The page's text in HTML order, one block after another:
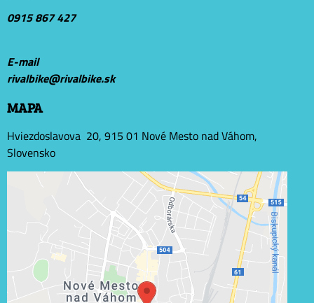
0915 867 427
E-mail
rivalbike@rivalbike.sk
MAPA
Hviezdoslavova 20, 915 01 Nové Mesto nad Váhom,
Slovensko
Externý obsah je blokovaný Voľbami súkromia
Prajete si načítať externý obsah?